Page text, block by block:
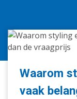
Waarom
styling
en
presentatie
belangrijker
Waarom
vaak